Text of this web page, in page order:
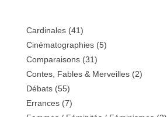
Cardinales(41)
Cinématographies(5)
Comparaisons(31)
Contes, Fables & Merveilles(2)
Débats(55)
Errances(7)